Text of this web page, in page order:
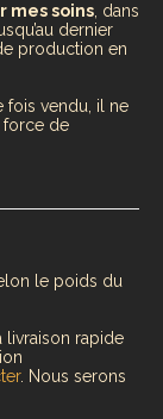
mes soins , dans
dernier
de production en
fois vendu, il ne
force de
le poids du
livraison rapide
. Nous serons